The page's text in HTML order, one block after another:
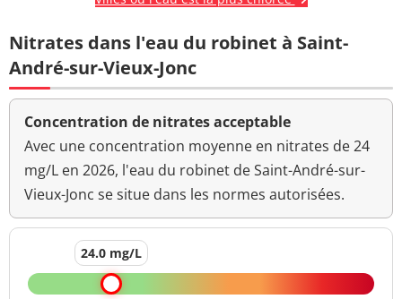
Nitrates dans l'eau du robinet à Saint-
André-sur-Vieux-Jonc
Concentration de nitrates acceptable
Avec une concentration moyenne en nitrates de 24
mg/L en 2026, l'eau du robinet de Saint-André-sur-
Vieux-Jonc se situe dans les normes autorisées.
24.0 mg/L